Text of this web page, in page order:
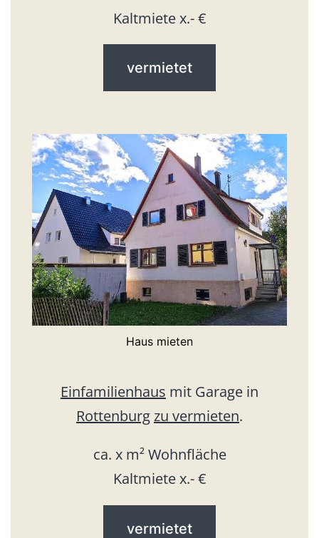
Kaltmiete x.- €
vermietet
Haus mieten
Einfamilienhaus mit Garage in
Rottenburgzu vermieten.
ca. x m² Wohnfläche
Kaltmiete x.- €
vermietet